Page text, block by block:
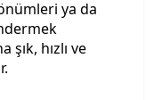
ya da
hızlı ve